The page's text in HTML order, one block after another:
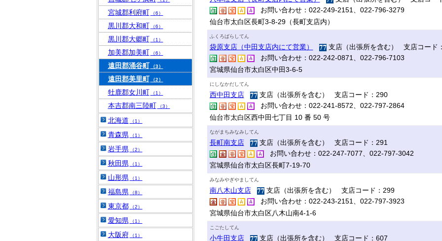
お問い合わせ：022-249-2151、022-796-3279
仙台市太白区長町3-8-29（長町支店内）
ふくろばらしてん
袋原支店（中田支店内にて営業）
支店（出張所を含む） 支店コード
お問い合わせ：022-242-0871、022-796-7103
宮城県仙台市太白区中田3-6-5
にしなかだしてん
西中田支店
支店（出張所を含む） 支店コード：290
お問い合わせ：022-241-8572、022-797-2864
仙台市太白区西中田七丁目 10 番 50 号
ながまちみなみしてん
長町南支店
支店（出張所を含む） 支店コード：291
お問い合わせ：022-247-7077、022-797-3042
宮城県仙台市太白区長町7-19-70
みなみやぎやましてん
南八木山支店
支店（出張所を含む） 支店コード：299
お問い合わせ：022-243-2151、022-797-3923
宮城県仙台市太白区八木山南4-1-6
こごたしてん
小牛田支店
支店（出張所を含む） 支店コード：607
宮城郡利府町 （6）
黒川郡大和町 （6）
黒川郡大郷町 （1）
加美郡加美町 （6）
遠田郡涌谷町 （3）
遠田郡美里町 （2）
牡鹿郡女川町 （1）
本吉郡南三陸町 （3）
北海道 （1）
青森県 （1）
岩手県 （2）
秋田県 （1）
山形県 （1）
福島県 （8）
東京都 （2）
愛知県 （1）
大阪府 （1）